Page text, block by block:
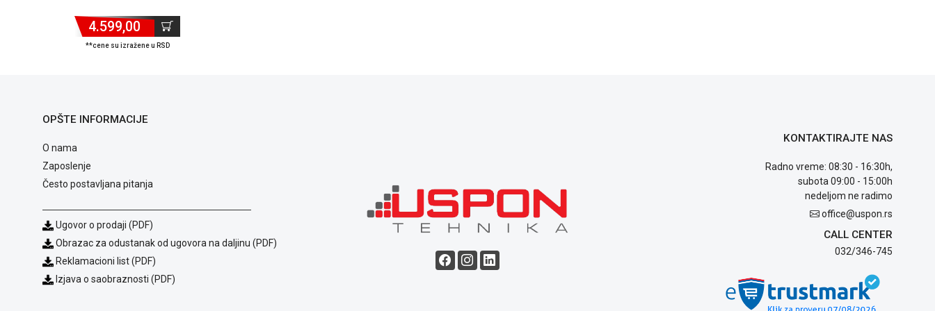
4.599,00
**cene su izražene u RSD
OPŠTE INFORMACIJE
O nama
Zaposlenje
Često postavljana pitanja
Ugovor o prodaji (PDF)
Obrazac za odustanak od ugovora na daljinu (PDF)
Reklamacioni list (PDF)
Izjava o saobraznosti (PDF)
KONTAKTIRAJTE NAS
Radno vreme: 08:30 - 16:30h,
subota 09:00 - 15:00h
nedeljom ne radimo
office@uspon.rs
CALL CENTER
032/346-745